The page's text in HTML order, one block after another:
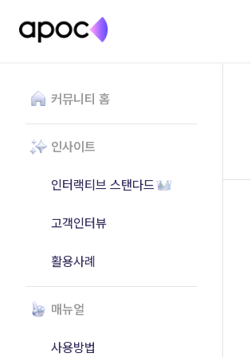
커뮤니티 홈
인사이트
인터랙티브 스탠다드
고객인터뷰
활용사례
매뉴얼
사용방법